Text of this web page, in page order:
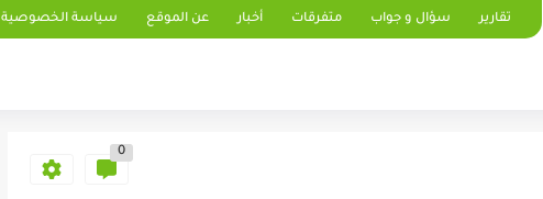
تقارير سؤال و جواب متفرقات أخبار عن الموقع سياسة الخصوصية
0